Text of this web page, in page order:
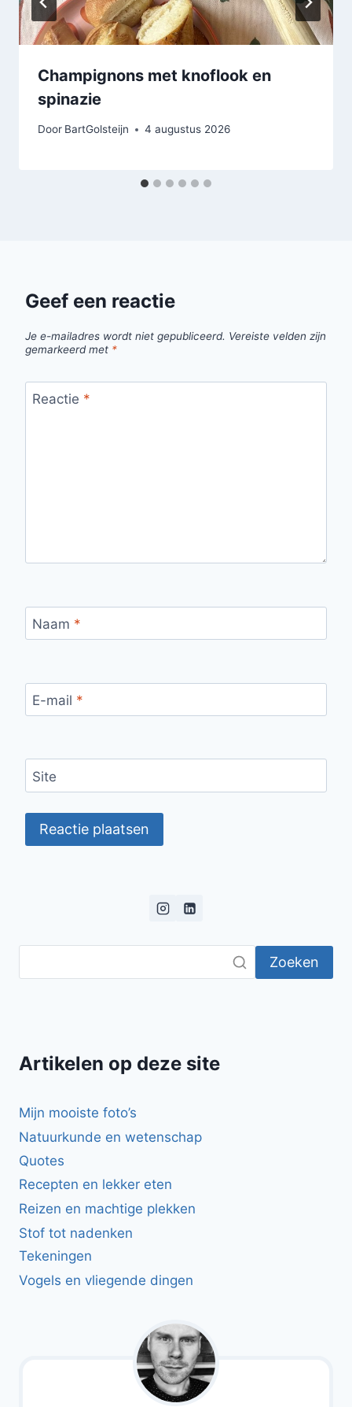
Champignons met knoflook en
spinazie
Door BartGolsteijn 4 augustus 2026
Geef een reactie
Je e-mailadres wordt niet gepubliceerd. Vereiste velden zijn
gemarkeerd met *
Reactie *
Naam *
E-mail *
Site
Zoeken
Artikelen op deze site
Mijn mooiste foto’s
Natuurkunde en wetenschap
Quotes
Recepten en lekker eten
Reizen en machtige plekken
Stof tot nadenken
Tekeningen
Vogels en vliegende dingen